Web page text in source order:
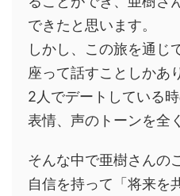
できたと思います。
しかし、この旅を通じ
座って話すことしかあ
2人でデートしている
表情、声のトーンを全
そんな中で亜樹さんの
自信を持って「将来を